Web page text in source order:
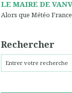
LE MAIRE DE
Alors que Météo
Rechercher